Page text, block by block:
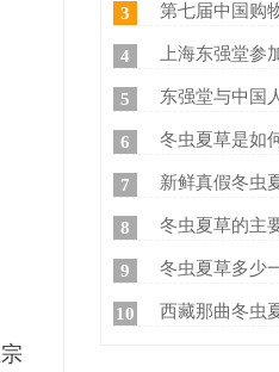
3 第七届中国购物
4 上海东强堂参
5 东强堂与中国人
6 冬虫夏草是如何
7 新鲜真假冬虫
8 冬虫夏草的主
9 冬虫夏草多少
10 西藏那曲冬虫夏